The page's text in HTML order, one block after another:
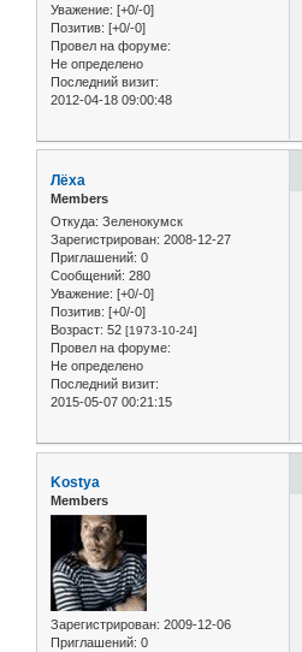
Уважение: [+0/-0]
Позитив: [+0/-0]
Провел на форуме:
Не определено
Последний визит:
2012-04-18 09:00:48
Лёха
Members
Откуда: Зеленокумск
Зарегистрирован: 2008-12-27
Приглашений: 0
Сообщений: 280
Уважение: [+0/-0]
Позитив: [+0/-0]
Возраст: 52 [1973-10-24]
Провел на форуме:
Не определено
Последний визит:
2015-05-07 00:21:15
Kostya
Members
Зарегистрирован: 2009-12-06
Приглашений: 0